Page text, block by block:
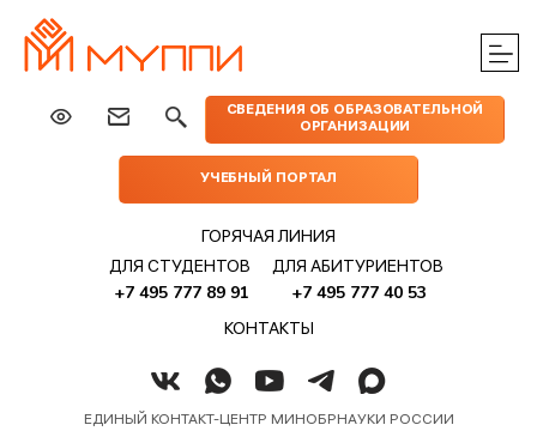
СВЕДЕНИЯ ОБ ОБРАЗОВАТЕЛЬНОЙ
ОРГАНИЗАЦИИ
УЧЕБНЫЙ ПОРТАЛ
ГОРЯЧАЯ ЛИНИЯ
ДЛЯ СТУДЕНТОВ
+7 495 777 89 91
ДЛЯ АБИТУРИЕНТОВ
+7 495 777 40 53
КОНТАКТЫ
ЕДИНЫЙ КОНТАКТ-ЦЕНТР МИНОБРНАУКИ РОССИИ
МЕРОПРИЯТИЯ
ПРАКТИЧЕСКОЙ
ИЗДАТЕЛЬСТВО
МУППИ